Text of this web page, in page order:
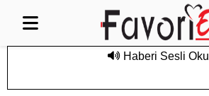
Haberi Sesli Oku